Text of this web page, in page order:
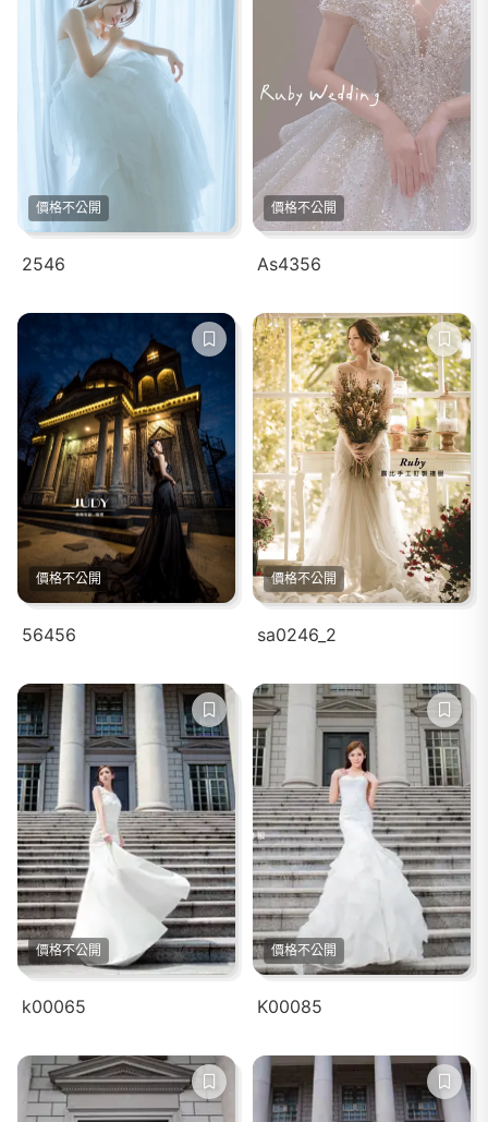
價格不公開
2546
價格不公開
As4356
價格不公開
56456
價格不公開
sa0246_2
價格不公開
k00065
價格不公開
K00085